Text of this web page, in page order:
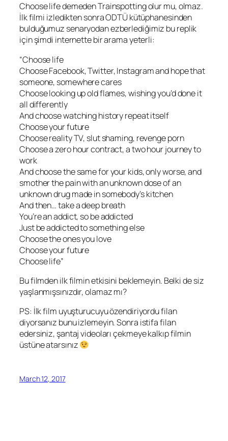
Choose life demeden Trainspotting olur mu, olmaz.
İlk filmi izledikten sonra ODTÜ kütüphanesinden
bulduğumuz senaryodan ezberlediğimiz bu replik
için şimdi internette bir arama yeterli:
“Choose life
Choose Facebook, Twitter, Instagram and hope that
someone, somewhere cares
Choose looking up old flames, wishing you’d done it
all differently
And choose watching history repeat itself
Choose your future
Choose reality TV, slut shaming, revenge porn
Choose a zero hour contract, a two hour journey to
work
And choose the same for your kids, only worse, and
smother the pain with an unknown dose of an
unknown drug made in somebody’s kitchen
And then… take a deep breath
You’re an addict, so be addicted
Just be addicted to something else
Choose the ones you love
Choose your future
Choose life”
Bu filmden ilk filmin etkisini beklemeyin. Belki de siz
yaşlanmışsınızdır, olamaz mı?
PS: İlk film uyuşturucuyu özendiriyordu filan
diyorsanız bunu izlemeyin. Sonra istifa filan
edersiniz, şantaj videoları çekmeye kalkıp filmin
üstüne atarsınız
March 12, 2017